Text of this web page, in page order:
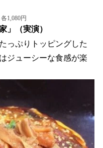
1,080円
」（実演）
っぷりトッピングした
ジューシーな食感が楽